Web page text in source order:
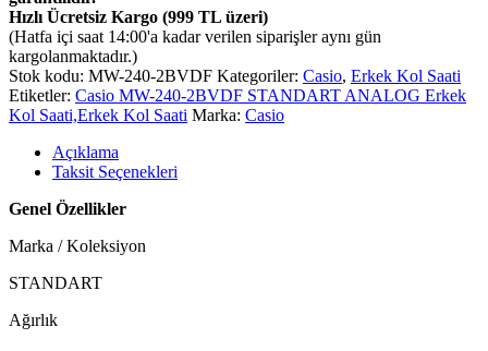
Hızlı Ücretsiz Kargo (999 TL üzeri)
(Hatfa içi saat 14:00'a kadar verilen siparişler aynı gün
kargolanmaktadır.)
Stok kodu: MW-240-2BVDF Kategoriler: Casio, Erkek Kol Saati
Etiketler: Casio MW-240-2BVDF STANDART ANALOG Erkek
Kol Saati,Erkek Kol Saati Marka: Casio
Açıklama
Taksit Seçenekleri
Genel Özellikler
Marka / Koleksiyon
STANDART
Ağırlık